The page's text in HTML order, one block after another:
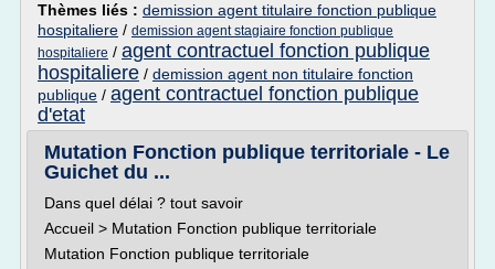
Thèmes liés : demission agent titulaire fonction publique
hospitaliere / demission agent stagiaire fonction publique
hospitaliere / agent contractuel fonction publique
hospitaliere / demission agent non titulaire fonction
publique / agent contractuel fonction publique
d'etat
Mutation Fonction publique territoriale - Le
Guichet du ...
Dans quel délai ? tout savoir
Accueil > Mutation Fonction publique territoriale
Mutation Fonction publique territoriale